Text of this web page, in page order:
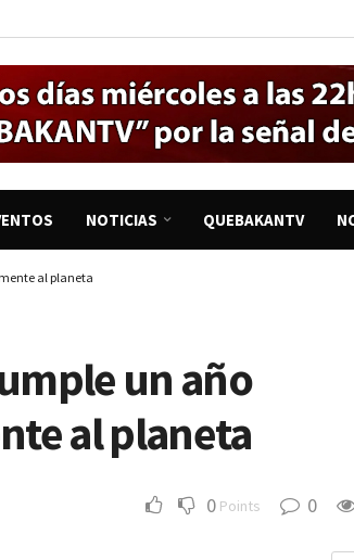
NOTICIAS QUEBAKANTV
al planeta
un año
al planeta
0 Points 0